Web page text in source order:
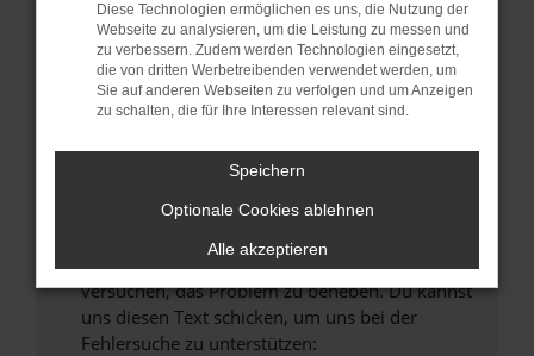
Stelle sicher, dass dein Browser und dein
Betriebssystem auf dem neuesten Stand
sind.
Veraltete Software birgt nicht nur ein
Sicherheitsrisiko, sondern kann auch dazu
führen, dass bestimmte Funktionen nicht mehr
unterstützt werden.
Wende dich an den Webseitenbetreiber.
Wenn du alle oben genannten Schritte versucht
hast, kontaktiere uns bitte. Wir werden
versuchen, das Problem zu beheben. Du kannst
uns diesen Text schicken, um uns bei der
Fehlersuche zu unterstützen:
Diese Technologien ermöglichen es uns, die Nutzung der
Webseite zu analysieren, um die Leistung zu messen und
zu verbessern. Zudem werden Technologien eingesetzt,
die von dritten Werbetreibenden verwendet werden, um
Sie auf anderen Webseiten zu verfolgen und um Anzeigen
zu schalten, die für Ihre Interessen relevant sind.
Speichern
Optionale Cookies ablehnen
Alle akzeptieren